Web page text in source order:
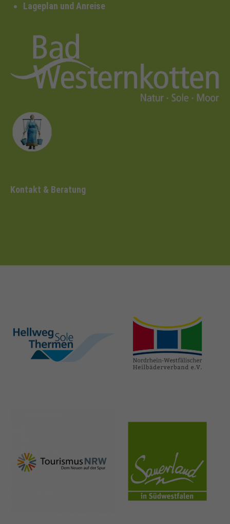
Lageplan und Anreise
Kontakt & Beratung
hellweg-sole-
thermen.de
heilbaeder.de
nrw-
tourismus.de
sauerland.co
m